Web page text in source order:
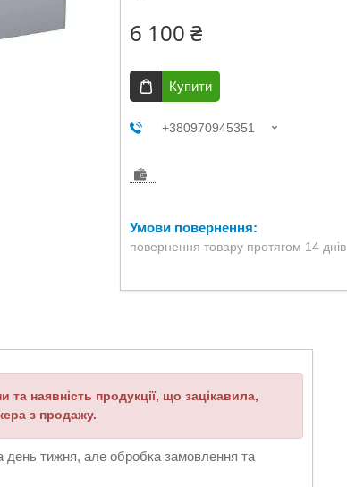
6 100 ₴
Купити
+380970945351
повернення товару протягом 14 днів
наявність продукції, що зацікавила,
з продажу.
день тижня, але обробка замовлення та